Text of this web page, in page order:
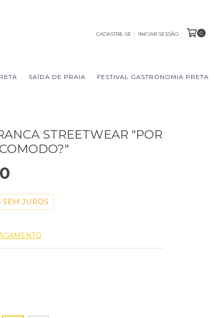
CADASTRE-SE INICIAR SESSÃO 0
SAÍDA DE PRAIA FESTIVAL GASTRONOMIA PRETA
STREETWEAR "POR
SEM JUROS